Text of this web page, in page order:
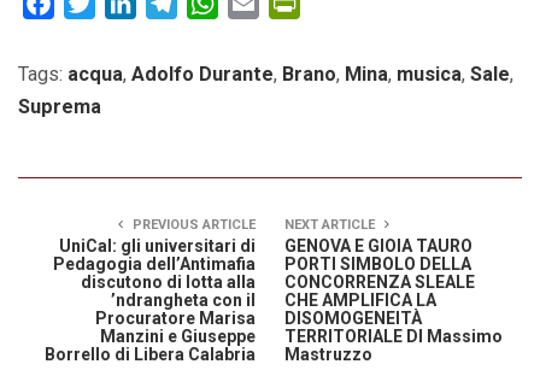
Tags: acqua, Adolfo Durante, Brano, Mina, musica, Sale,
Suprema
PREVIOUS ARTICLE
UniCal: gli universitari di
Pedagogia dell’Antimafia
discutono di lotta alla
’ndrangheta con il
Procuratore Marisa
Manzini e Giuseppe
Borrello di Libera Calabria
NEXT ARTICLE
GENOVA E GIOIA TAURO
PORTI SIMBOLO DELLA
CONCORRENZA SLEALE
CHE AMPLIFICA LA
DISOMOGENEITÀ
TERRITORIALE DI Massimo
Mastruzzo